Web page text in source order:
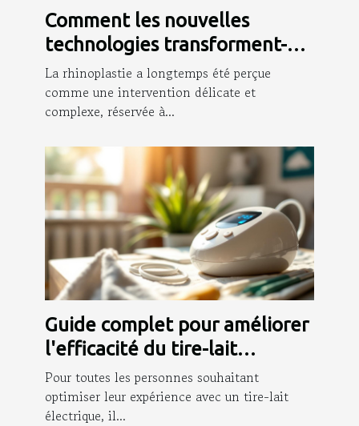
Comment les nouvelles
technologies transforment-
elles la rhinoplastie ?
La rhinoplastie a longtemps été perçue
comme une intervention délicate et
complexe, réservée à...
Guide complet pour améliorer
l'efficacité du tire-lait
électrique
Pour toutes les personnes souhaitant
optimiser leur expérience avec un tire-lait
électrique, il...